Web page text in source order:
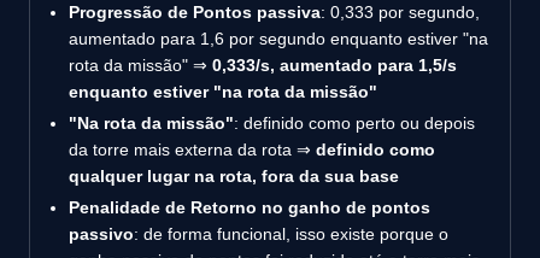
Progressão de Pontos passiva: 0,333 por segundo,
aumentado para 1,6 por segundo enquanto estiver "na
rota da missão" ⇒ 0,333/s, aumentado para 1,5/s
enquanto estiver "na rota da missão"
"Na rota da missão": definido como perto ou depois
da torre mais externa da rota ⇒ definido como
qualquer lugar na rota, fora da sua base
Penalidade de Retorno no ganho de pontos
passivo: de forma funcional, isso existe porque o